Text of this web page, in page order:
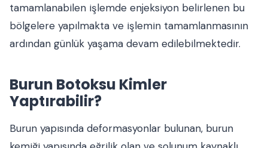
tamamlanabilen işlemde enjeksiyon belirlenen bu
bölgelere yapılmakta ve işlemin tamamlanmasının
ardından günlük yaşama devam edilebilmektedir.
Burun Botoksu Kimler
Yaptırabilir?
Burun yapısında deformasyonlar bulunan, burun